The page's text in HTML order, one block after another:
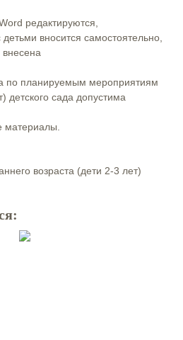
редактируются,
вносится самостоятельно,
по планируемым мероприятиям
детского сада допустима
материалы.
возраста (дети 2-3 лет)